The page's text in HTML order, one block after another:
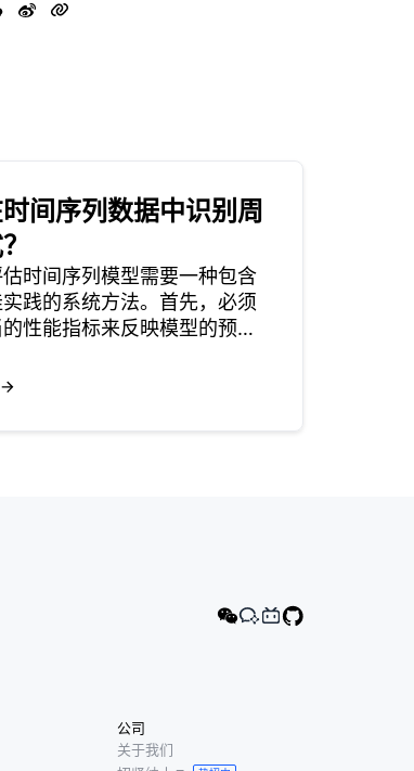
间序列数据中识别周
时间序列模型需要一种包含
践的系统方法。首先，必须
性能指标来反映模型的预测
差 (MAE) 、均方误差 (MSE)
公司
关于我们